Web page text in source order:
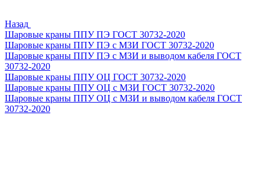
Назад
Шаровые краны ППУ ПЭ ГОСТ 30732-2020
Шаровые краны ППУ ПЭ с МЗИ ГОСТ 30732-2020
Шаровые краны ППУ ПЭ с МЗИ и выводом кабеля ГОСТ
30732-2020
Шаровые краны ППУ ОЦ ГОСТ 30732-2020
Шаровые краны ППУ ОЦ с МЗИ ГОСТ 30732-2020
Шаровые краны ППУ ОЦ с МЗИ и выводом кабеля ГОСТ
30732-2020